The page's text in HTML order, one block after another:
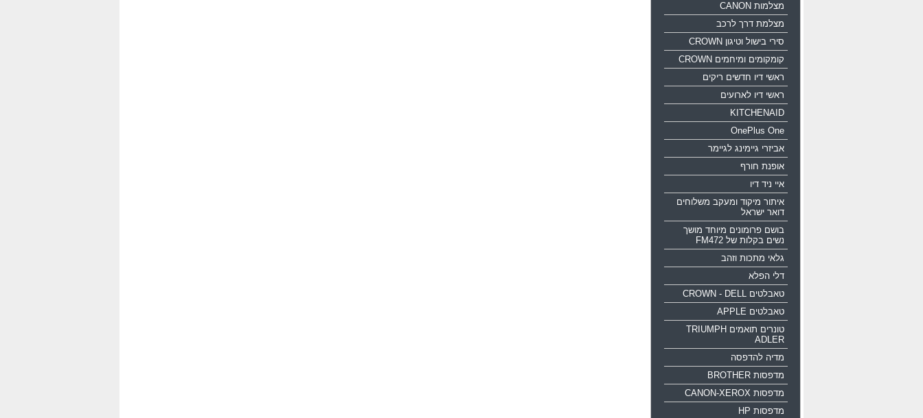
מצלמות CANON
מצלמת דרך לרכב
סירי בישול וטיגון CROWN
קומקומים ומיחמים CROWN
ראשי דיו חדשים ריקים
ראשי דיו לארועים
KITCHENAID
OnePlus One
אביזרי גיימינג לגיימר
אופנת חורף
איי ניד דיו
איתור מיקוד ומעקב משלוחים
דואר ישראל
בושם פרומונים מיוחד מושך
נשים בקלות של FM472
גלאי מתכות וזהב
דלי הפלא
טאבלטים CROWN - DELL
טאבלטים APPLE
טונרים תואמים TRIUMPH
ADLER
מדיה להדפסה
מדפסות BROTHER
מדפסות CANON-XEROX
מדפסות HP